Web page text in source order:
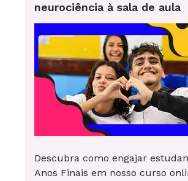
neurociência à sala de aula
Descubra como engajar
Anos Finais em nosso curso